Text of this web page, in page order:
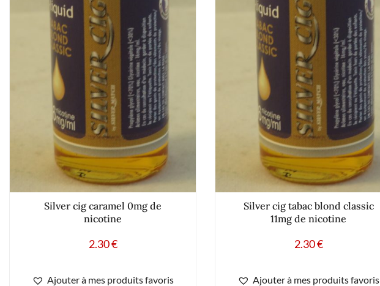
Silver cig caramel 0mg de
nicotine
2.30€
Ajouter à mes produits favoris
Silver cig tabac blond classic
11mg de nicotine
2.30€
Ajouter à mes produits favoris